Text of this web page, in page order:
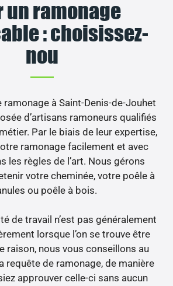
un ramonage
: choisissez-
nou
à Saint-Denis-de-Jouhet
d’artisans ramoneurs qualifiés
Par le biais de leur expertise,
ramonage facilement et avec
les règles de l’art. Nous gérons
votre cheminée, votre poêle à
ou poêle à bois.
de travail n’est pas généralement
lorsque l’on se trouve être
raison, nous vous conseillons au
requête de ramonage, de manière
approuver celle-ci sans aucun